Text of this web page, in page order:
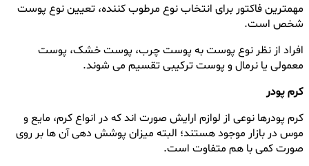
مهمترین فاکتور برای انتخاب نوع مرطوب کننده، تعیین نوع پوست
شخص است.
افراد از نظر نوع پوست به پوست چرب، پوست خشک، پوست
معمولی یا نرمال و پوست ترکیبی تقسیم می شوند.
کرم پودر
کرم پودرها نوعی از لوازم ارایش صورت اند که در انواع کرم، مایع و
موس در بازار موجود هستند؛ البته میزان پوشش دهی آن ها بر روی
صورت کمی با هم متفاوت است.